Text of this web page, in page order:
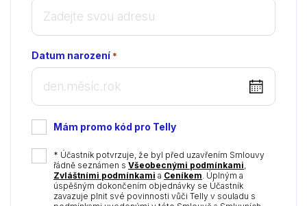
Datum narození *
DD
dot
MM
dot
YYYY
Mám promo kód pro Telly
* Účastník potvrzuje, že byl před uzavřením Smlouvy
řádně seznámen s Všeobecnými podmínkami,
Zvláštními podmínkami a Ceníkem. Úplným a
úspěšným dokončením objednávky se Účastník
zavazuje plnit své povinnosti vůči Telly v souladu s